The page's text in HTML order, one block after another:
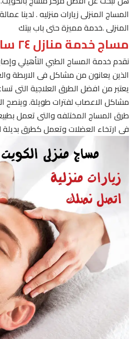
المساج المنزلى زيارات منزليه . لدينا
المنزلى .خدمة مميزة حتى باب بيتك
مساج خدمة منازل ٢٤ ساعة الكويت
نقدم خدمة المساج الطبي التأهيلي
الذين يعانون من مشاكل فى الاربطة
يعتبر من افضل الطرق العلاجية التى
مشاكل الاعصاب لفترات طويلة. وينصح
طرق المساج المختلفه والتى تعمل
فى ارتخاء العضلات وتعمل كطرق بديلة